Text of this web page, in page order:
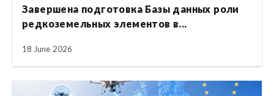
Завершена подготовка Базы данных роли
редкоземельных элементов в...
18 June 2026